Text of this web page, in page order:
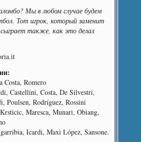
Мы в любом случае будем
Тот игрок, который заменит
также, как это делал
Costa, Romero
Castellini, Costa, De Silvestri,
Poulsen, Rodríguez, Rossini
Maresca, Munari, Obiang,
Icardi, Maxi López, Sansone.